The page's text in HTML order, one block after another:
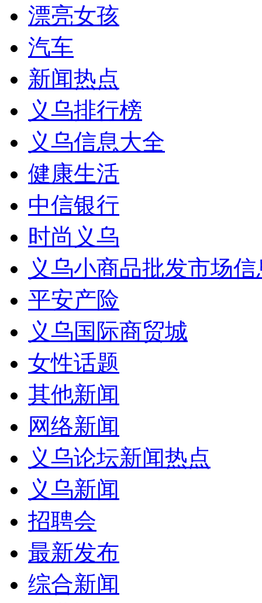
漂亮女孩
汽车
新闻热点
义乌排行榜
义乌信息大全
健康生活
中信银行
时尚义乌
义乌小商品批发市场
平安产险
义乌国际商贸城
女性话题
其他新闻
网络新闻
义乌论坛新闻热点
义乌新闻
招聘会
最新发布
综合新闻